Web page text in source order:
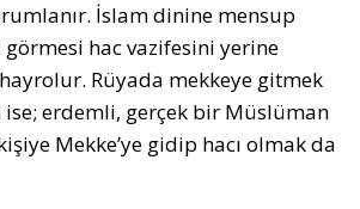
İslam dinine mensup
hac vazifesini yerine
Rüyada mekkeye gitmek
erdemli, gerçek bir Müslüman
Mekke’ye gidip hacı olmak da